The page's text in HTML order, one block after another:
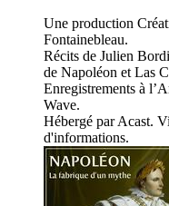
Une production
Fontainebleau.
Récits de Julien
de Napoléon et Las
Enregistrements à
Wave.
Hébergé par Acast.
d'informations.